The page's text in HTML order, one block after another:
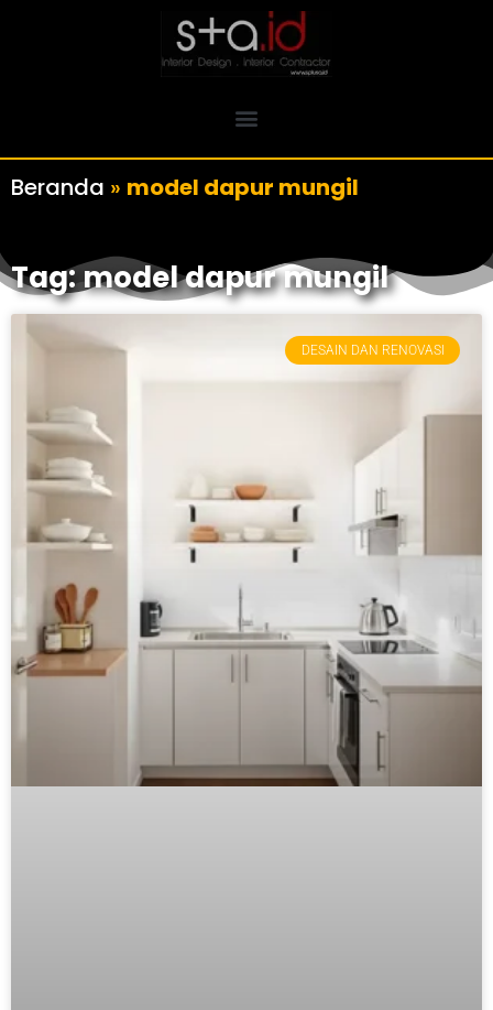
Beranda » model dapur mungil
Tag: model dapur mungil
DESAIN DAN RENOVASI